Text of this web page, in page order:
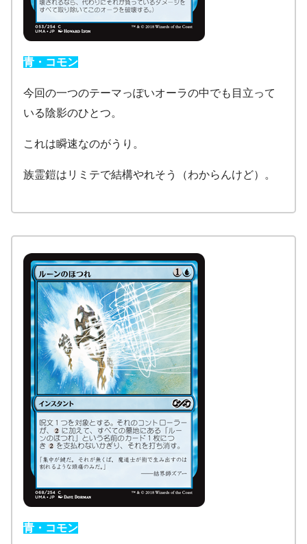
青・コモン
今回の一つのテーマっぽいオーラの中でも目立って
いる陰影のひとつ。
これは瞬速なのがうり。
族霊鎧はリミテで結構やれそう（わからんけど）。
青・コモン